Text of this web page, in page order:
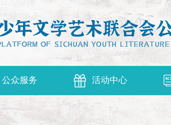
公众服务 活动中心